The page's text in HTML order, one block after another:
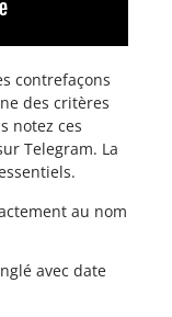
contrefaçons
des critères
notez ces
Telegram. La
au nom
avec date